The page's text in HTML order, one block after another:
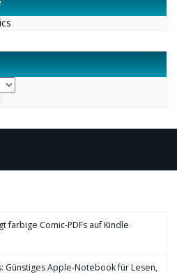
farbige Comic-PDFs auf Kindle
Günstiges Apple-Notebook für Lesen,